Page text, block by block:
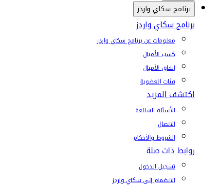
برنامج سكاي واردز
برنامج سكاي واردز
معلومات عن برنامج سكاي واردز
كسب الأميال
إنفاق الأميال
فئات العضوية
اكتشف المزيد
الأسئلة الشائعة
الاتصال
الشروط والأحكام
روابط ذات صلة
تسجيل الدخول
الانضمام إلى سكاي واردز